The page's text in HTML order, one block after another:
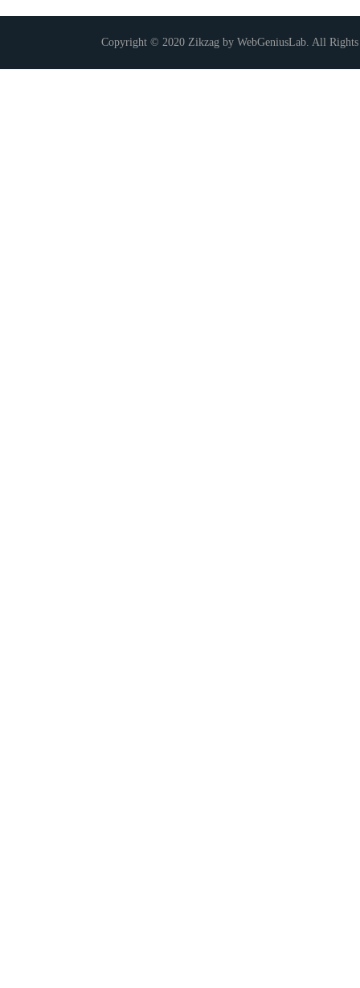
Copyright © 2020 Zikzag by WebGeniusLab. All Rights